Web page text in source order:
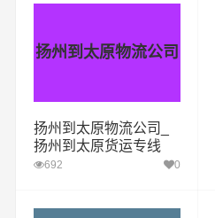
扬州到太原物流公司
扬州到太原物流公司_
扬州到太原货运专线
692 0